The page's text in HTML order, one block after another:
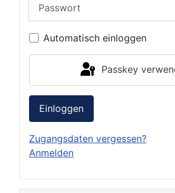
Automatisch einloggen
Passkey
Einloggen
Zugangsdaten vergessen?
Anmelden